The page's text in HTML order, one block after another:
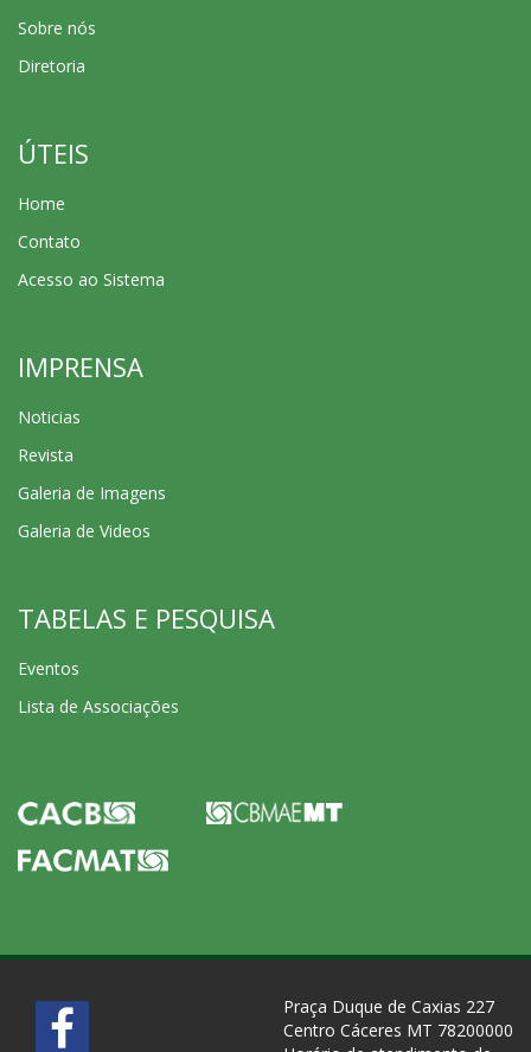
Sobre nós
Diretoria
ÚTEIS
Home
Contato
Acesso ao Sistema
IMPRENSA
Noticias
Revista
Galeria de Imagens
Galeria de Videos
TABELAS E PESQUISA
Eventos
Lista de Associações
Praça Duque de Caxias 227
Centro Cáceres MT 78200000